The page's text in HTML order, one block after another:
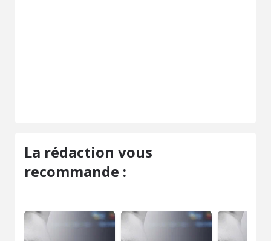
La rédaction vous
recommande :